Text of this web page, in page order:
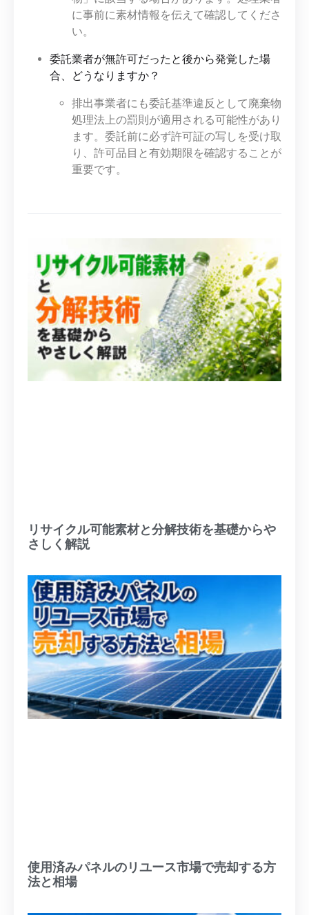
に事前に素材情報を伝えて確認してくださ
い。
委託業者が無許可だったと後から発覚した場
合、どうなりますか？
排出事業者にも委託基準違反として廃棄物
処理法上の罰則が適用される可能性があり
ます。委託前に必ず許可証の写しを受け取
り、許可品目と有効期限を確認することが
重要です。
リサイクル可能素材と分解技術を基礎からや
さしく解説
使用済みパネルのリユース市場で売却する方
法と相場